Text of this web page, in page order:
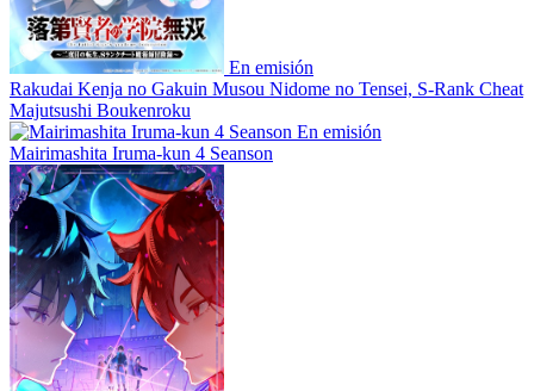
En emisión
Rakudai Kenja no Gakuin Musou Nidome no Tensei, S-Rank Cheat
Majutsushi Boukenroku
En emisión
Mairimashita Iruma-kun 4 Seanson